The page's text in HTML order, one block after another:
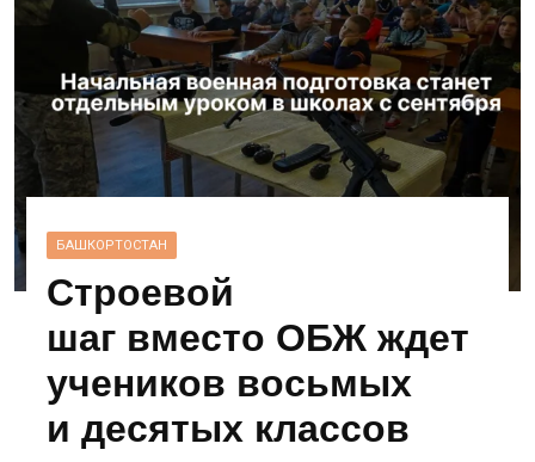
БАШКОРТОСТАН
Строевой
шаг вместо ОБЖ ждет
учеников восьмых
и десятых классов